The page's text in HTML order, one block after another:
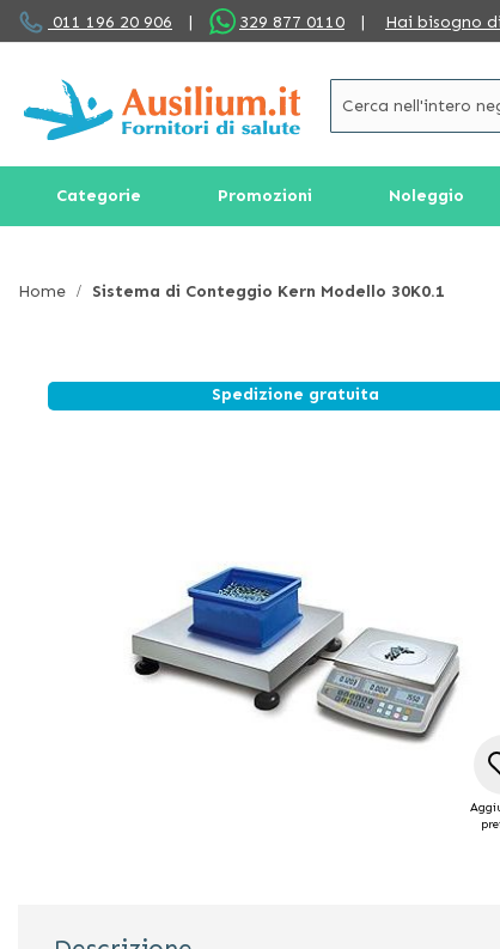
Salta
al
011 196 20 906 | 329 877 0110 | Hai bisogno
Categorie Promozioni Noleggio
Home Sistema di Conteggio Kern Modello 30K0.1
Spedizione gratuita
all'inizio